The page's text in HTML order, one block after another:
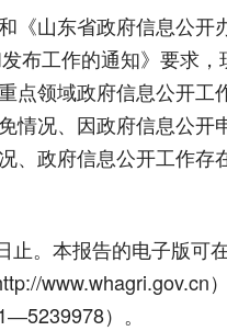
山东省政府信息公开
布工作的通知》要求
领域政府信息公开
况、因政府信息公
政府信息公开工作
本报告的电子版可
）。